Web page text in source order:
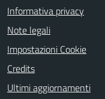
Informativa privacy
Note legali
Impostazioni Cookie
Credits
Ultimi aggiornamenti